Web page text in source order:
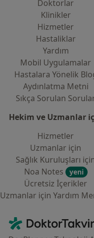
Doktorlar
Klinikler
Hizmetler
Hastaliklar
Yardım
Mobil Uygulamalar
Hastalara Yönelik
Aydınlatma Metni
Sıkça Sorulan
Hekim ve Uzmanlar
Hizmetler
Uzmanlar için
Sağlık Kuruluşları
Noa Notes
yeni
Ücretsiz İçerikler
Uzmanlar için Yardım